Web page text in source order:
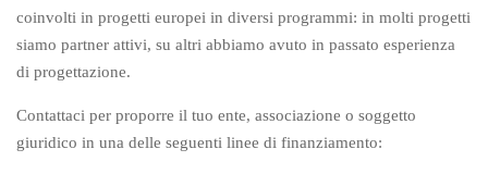
coinvolti in progetti europei in diversi programmi: in molti progetti
siamo partner attivi, su altri abbiamo avuto in passato esperienza
di progettazione.
Contattaci per proporre il tuo ente, associazione o soggetto
giuridico in una delle seguenti linee di finanziamento: